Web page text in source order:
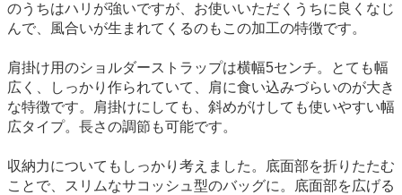
のうちはハリが強いですが、お使いいただくうちに良くなじ
んで、風合いが生まれてくるのもこの加工の特徴です。
肩掛け用のショルダーストラップは横幅5センチ。とても幅
広く、しっかり作られていて、肩に食い込みづらいのが大き
な特徴です。肩掛けにしても、斜めがけしても使いやすい幅
広タイプ。長さの調節も可能です。
収納力についてもしっかり考えました。底面部を折りたたむ
ことで、スリムなサコッシュ型のバッグに。底面部を広げる